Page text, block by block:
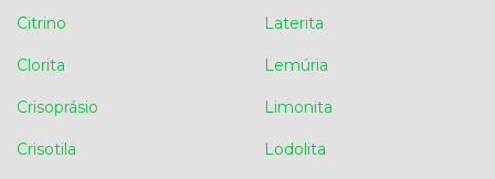
Citrino
Clorita
Crisoprásio
Crisotila
Laterita
Lemúria
Limonita
Lodolita